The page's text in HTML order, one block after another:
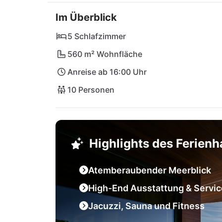
In unmittelbarer Nähe findet ihr alles
wie Johnson oder Konoba Al Ponte sowie
auch die charmante Stadt Opatija, den
Im Überblick
5 Schlafzimmer
560 m² Wohnfläche
Anreise ab 16:00 Uhr
10 Personen
Highlights des
Atemberaubender Meerblick
High-End Ausstattung &
Jacuzzi, Sauna und Fitness